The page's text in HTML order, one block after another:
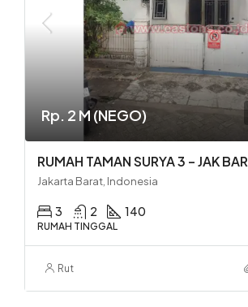
Rp. 2 M (NEGO)
RUMAH TAMAN SURYA 3 – JAK BAR
Jakarta Barat, Indonesia
3 2 140
RUMAH TINGGAL
Rut